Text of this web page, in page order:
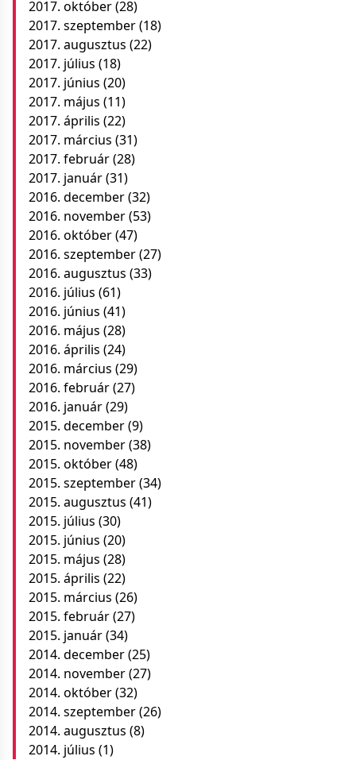
2017. október(28)
2017. szeptember(18)
2017. augusztus (22)
2017. július (18)
2017. június (20)
2017. május (11)
2017. április (22)
2017. március (31)
2017. február(28)
2017. január(31)
2016. december(32)
2016. november(53)
2016. október(47)
2016. szeptember(27)
2016. augusztus (33)
2016. július (61)
2016. június (41)
2016. május (28)
2016. április (24)
2016. március (29)
2016. február(27)
2016. január(29)
2015. december(9)
2015. november(38)
2015. október(48)
2015. szeptember(34)
2015. augusztus (41)
2015. július (30)
2015. június (20)
2015. május (28)
2015. április (22)
2015. március (26)
2015. február(27)
2015. január(34)
2014. december(25)
2014. november(27)
2014. október(32)
2014. szeptember(26)
2014. augusztus (8)
2014. július (1)